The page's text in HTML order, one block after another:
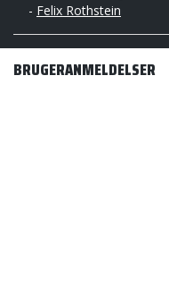
- Felix Rothstein
BRUGERANMELDELSER